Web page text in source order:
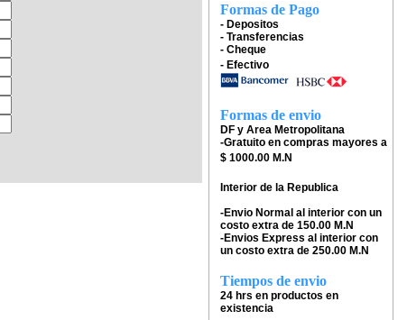
Formas de Pago
- Depositos
- Transferencias
- Cheque
- Efectivo
Formas de envio
DF y Area Metropolitana
-Gratuito en compras mayores a
$ 1000.00 M.N
Interior de la Republica
-Envio Normal al interior con un
costo extra de 150.00 M.N
-Envios Express al interior con
un costo extra de 250.00 M.N
Tiempos de envio
24 hrs en productos en
existencia